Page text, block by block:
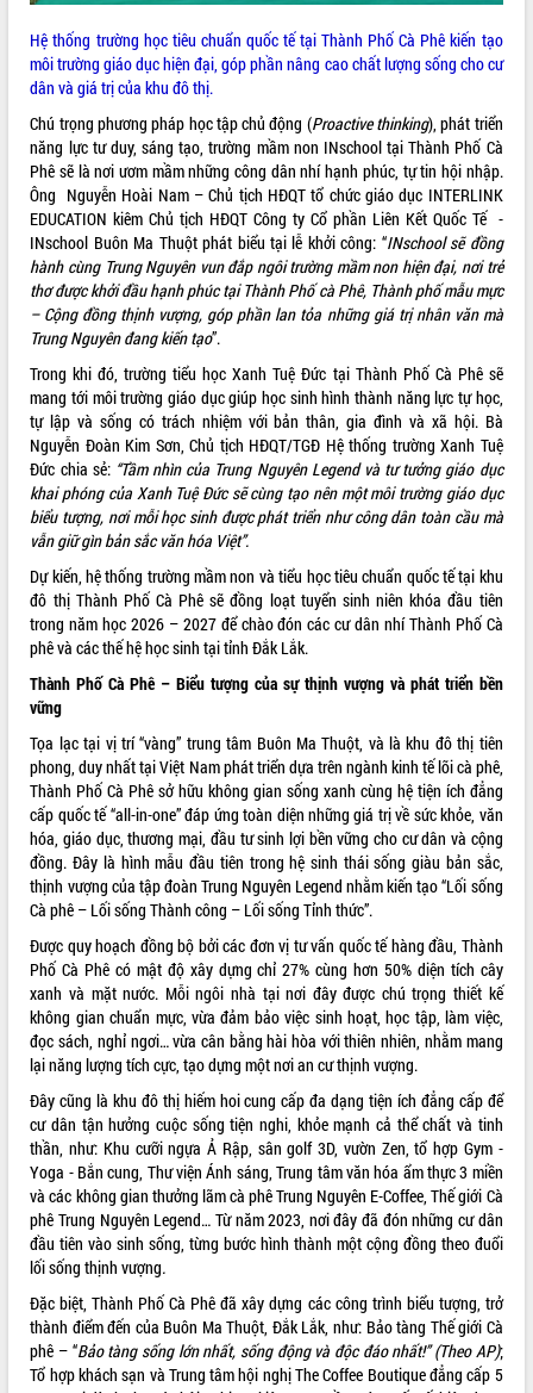
niệm 101 năm Ngày Báo chí Cách
mạng Việt Nam
Đắk Lắk sơ kết 4 năm triển khai thực
hiện Đề án 06 của Chính phủ
Họp báo thông tin về Hội nghị Công bố
Quy hoạch và Xúc tiến đầu tư tỉnh Đắk
Lắk
Khơi thông điểm nghẽn, đẩy nhanh
giải ngân vốn khắc phục thiên tai
HĐND tỉnh thông qua điều chỉnh Quy
hoạch tỉnh thời kỳ 2021-2030
Hội thảo góp ý hồ sơ điều chỉnh quy
tầm nhìn đến năm 2050
Nâng cao hiệu quả hoạt động của các
doanh nghiệp nhà nước
Hội nghị triển khai kết nối mạng
truyền số liệu chuyên dùng phục vụ cơ
quan Đảng, Nhà nước
Lễ phát động chuỗi hoạt động chung
tay làm sạch môi trường
Xã Ea Kar bước chuyển mình trong
công tác cải cách hành chính mô hình
mới
UBND tỉnh họp báo định kỳ tháng 4
năm 2026
phát triển nền kinh tế xanh tại tỉnh
Đắk Lắk”
Tăng cường giám sát, đôn đốc thực
hiện nhiệm vụ quản lý tài sản công
hàng tuần
Tháo gỡ những vướng mắc, đẩy mạnh
công tác cải cách thủ tục hành chính
công tỉnh
Đắk Lắk: Tôn vinh 46 giải pháp tại Hội
thi Sáng tạo Kỹ thuật 2024 - 2025
Đắk Lắk rà soát, điều chỉnh Đề án 190
về phát triển nuôi trồng thủy sản
Phó Chủ tịch UBND tỉnh Đắk Lắk
Trương Công Thái kiểm tra thực địa
Dự án cao tốc Khánh Hòa - Buôn Ma
Thuột
Định vị cà phê Việt Nam như một “di
sản sống” trong dòng chảy toàn cầu
Xây dựng nông thôn mới: Nâng cao đời
sống người dân từ những mô hình thiết
thực
Quyết liệt tháo gỡ vướng mắc, đẩy
nhanh tiến độ các dự án trọng điểm
trong Khu kinh tế Nam Phú Yên
Hệ thống trường học tiêu chuẩn quốc tế tại Thành Phố Cà Phê kiến tạo
môi trường giáo dục hiện đại, góp phần nâng cao chất lượng sống cho cư
dân và giá trị của khu đô thị.
Chú trọng phương pháp học tập chủ động (Proactive thinking), phát triển
năng lực tư duy, sáng tạo, trường mầm non INschool tại Thành Phố Cà
Phê sẽ là nơi ươm mầm những công dân nhí hạnh phúc, tự tin hội nhập.
Ông Nguyễn Hoài Nam – Chủ tịch HĐQT tổ chức giáo dục INTERLINK
EDUCATION kiêm Chủ tịch HĐQT Công ty Cổ phần Liên Kết Quốc Tế -
INschool Buôn Ma Thuột phát biểu tại lễ khởi công: “INschool sẽ đồng
hành cùng Trung Nguyên vun đắp ngôi trường mầm non hiện đại, nơi trẻ
thơ được khởi đầu hạnh phúc tại Thành Phố cà Phê, Thành phố mẫu mực
– Cộng đồng thịnh vượng, góp phần lan tỏa những giá trị nhân văn mà
Trung Nguyên đang kiến tạo”.
Trong khi đó, trường tiểu học Xanh Tuệ Đức tại Thành Phố Cà Phê sẽ
mang tới môi trường giáo dục giúp học sinh hình thành năng lực tự học,
tự lập và sống có trách nhiệm với bản thân, gia đình và xã hội. Bà
Nguyễn Đoàn Kim Sơn, Chủ tịch HĐQT/TGĐ Hệ thống trường Xanh Tuệ
Đức chia sẻ: “Tầm nhìn của Trung Nguyên Legend và tư tưởng giáo dục
khai phóng của Xanh Tuệ Đức sẽ cùng tạo nên một môi trường giáo dục
biểu tượng, nơi mỗi học sinh được phát triển như công dân toàn cầu mà
vẫn giữ gìn bản sắc văn hóa Việt”.
Dự kiến, hệ thống trường mầm non và tiểu học tiêu chuẩn quốc tế tại khu
đô thị Thành Phố Cà Phê sẽ đồng loạt tuyển sinh niên khóa đầu tiên
trong năm học 2026 – 2027 để chào đón các cư dân nhí Thành Phố Cà
phê và các thế hệ học sinh tại tỉnh Đắk Lắk.
Thành Phố Cà Phê – Biểu tượng của sự thịnh vượng và phát triển bền
vững
Tọa lạc tại vị trí “vàng” trung tâm Buôn Ma Thuột, và là khu đô thị tiên
phong, duy nhất tại Việt Nam phát triển dựa trên ngành kinh tế lõi cà phê,
Thành Phố Cà Phê sở hữu không gian sống xanh cùng hệ tiện ích đẳng
cấp quốc tế “all-in-one” đáp ứng toàn diện những giá trị về sức khỏe, văn
hóa, giáo dục, thương mại, đầu tư sinh lợi bền vững cho cư dân và cộng
đồng. Đây là hình mẫu đầu tiên trong hệ sinh thái sống giàu bản sắc,
thịnh vượng của tập đoàn Trung Nguyên Legend nhằm kiến tạo “Lối sống
Cà phê – Lối sống Thành công – Lối sống Tỉnh thức”.
Được quy hoạch đồng bộ bởi các đơn vị tư vấn quốc tế hàng đầu, Thành
Phố Cà Phê có mật độ xây dựng chỉ 27% cùng hơn 50% diện tích cây
xanh và mặt nước. Mỗi ngôi nhà tại nơi đây được chú trọng thiết kế
không gian chuẩn mực, vừa đảm bảo việc sinh hoạt, học tập, làm việc,
đọc sách, nghỉ ngơi… vừa cân bằng hài hòa với thiên nhiên, nhằm mang
lại năng lượng tích cực, tạo dựng một nơi an cư thịnh vượng.
Đây cũng là khu đô thị hiếm hoi cung cấp đa dạng tiện ích đẳng cấp để
cư dân tận hưởng cuộc sống tiện nghi, khỏe mạnh cả thể chất và tinh
thần, như: Khu cưỡi ngựa Ả Rập, sân golf 3D, vườn Zen, tổ hợp Gym -
Yoga - Bắn cung, Thư viện Ánh sáng, Trung tâm văn hóa ẩm thực 3 miền
và các không gian thưởng lãm cà phê Trung Nguyên E-Coffee, Thế giới Cà
phê Trung Nguyên Legend… Từ năm 2023, nơi đây đã đón những cư dân
đầu tiên vào sinh sống, từng bước hình thành một cộng đồng theo đuổi
lối sống thịnh vượng.
Đặc biệt, Thành Phố Cà Phê đã xây dựng các công trình biểu tượng, trở
thành điểm đến của Buôn Ma Thuột, Đắk Lắk, như: Bảo tàng Thế giới Cà
phê – “Bảo tàng sống lớn nhất, sống động và độc đáo nhất!” (Theo AP);
Tổ hợp khách sạn và Trung tâm hội nghị The Coffee Boutique đẳng cấp 5